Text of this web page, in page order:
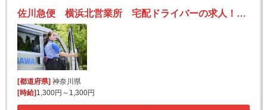
佐川急便 横浜北営業所 宅配ドライバーの求人！未経験歓迎！先輩たちがサポートします♪
[都道府県]神奈川県
[時給]1,300円～1,300円